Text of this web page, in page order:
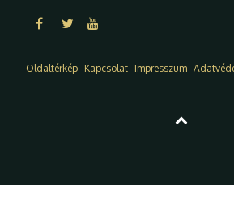
Oldaltérkép Kapcsolat Impresszum